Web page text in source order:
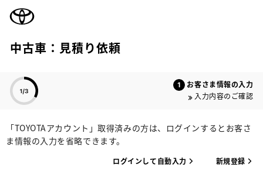
中古車：見積り依頼
お客さま情報の入力
入力内容のご確認
「TOYOTAアカウント」取得済みの方は、ログインするとお客さ
ま情報の入力を省略できます。
ログインして自動入力 新規登録